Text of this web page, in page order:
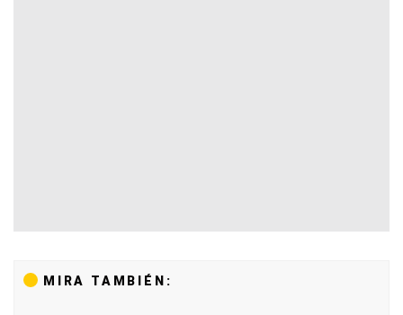
MIRA TAMBIÉN: